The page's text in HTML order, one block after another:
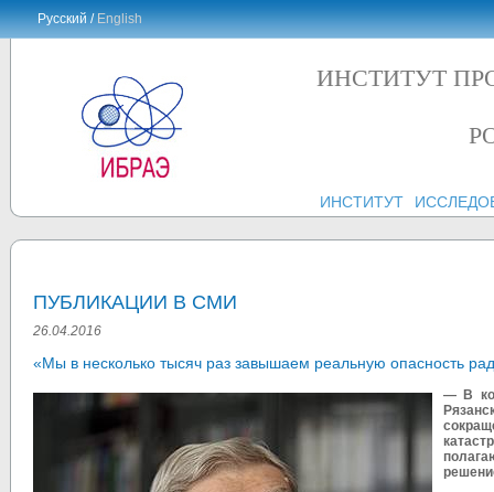
Русский /English
ИНСТИТУТ
ИНСТИТУТ
ПУБЛИКАЦИИ В СМИ
26.04.2016
«Мы в несколько тысяч раз завышаем реальную опасность
— В